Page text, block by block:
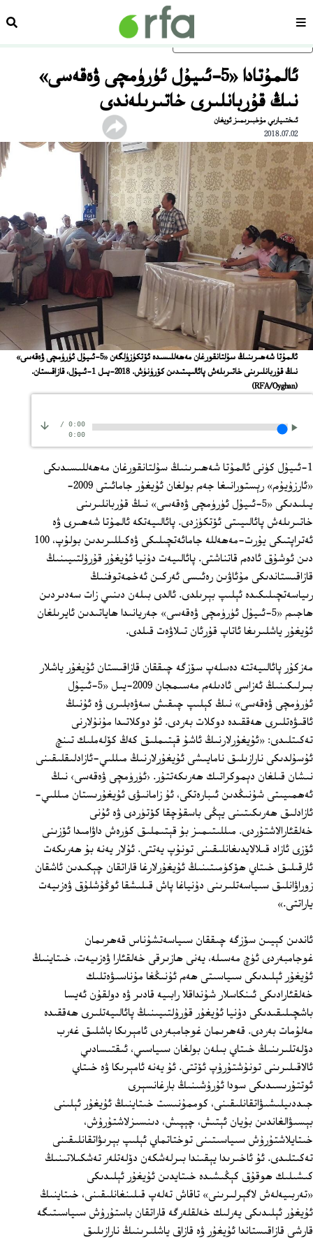
ئاساسلىق مەزمۇنغا ئاتلاڭسەھىپە
ئالمۇتادا «5-ئىيۇل ئۈرۈمچى ۋەقەسى»
نىڭ قۇربانلىرى خاتىرىلەندى
ئىختىيارىي مۇخبىرىمىز ئويغان
2018.07.02
ئالمۇتا شەھىرىنىڭ سۇلتانقورغان مەھەللىسىدە ئۆتكۈزۈلگەن «5-ئىيۇل ئۈرۈمچى ۋەقەسى»
نىڭ قۇربانلىرىنى خاتىرىلەش پائالىيىتىدىن كۆرۈنۈش. 2018-يىل 1-ئىيۇل، قازاقىستان.
(RFA/Oyghan)
0:00
/
0:00
1-ئىيۇل كۈنى ئالمۇتا شەھىرىنىڭ سۇلتانقورغان مەھەللىسىدىكى
«ئارزۇيۇم» رېستورانىغا جەم بولغان ئۇيغۇر جامائىتى 2009-
يىلىدىكى «5-ئىيۇل ئۈرۈمچى ۋەقەسى» نىڭ قۇربانلىرىنى
خاتىرىلەش پائالىيىتى ئۆتكۈزدى. پائالىيەتكە ئالمۇتا شەھىرى ۋە
ئەتراپتىكى يۇرت-مەھەللە جامائەتچىلىكى ۋەكىللىرىدىن بولۇپ، 100
دىن ئوشۇق ئادەم قاتناشتى. پائالىيەت دۇنيا ئۇيغۇر قۇرۇلتىيىنىڭ
قازاقىستاندىكى مۇئاۋىن رەئىسى ئەركىن ئەخمەتوفنىڭ
رىياسەتچىلىكىدە ئېلىپ بېرىلدى. ئالدى بىلەن دىنىي زات سەدىردىن
ھاجىم «5-ئىيۇل ئۈرۈمچى ۋەقەسى» جەريانىدا ھاياتىدىن ئايرىلغان
ئۇيغۇر ياشلىرىغا ئاتاپ قۇرئان تىلاۋەت قىلدى.
مەزكۇر پائالىيەتتە دەسلەپ سۆزگە چىققان قازاقىستان ئۇيغۇر ياشلار
بىرلىكىنىڭ ئەزاسى ئادىلەم مەسىمجان 2009-يىل «5-ئىيۇل
ئۈرۈمچى ۋەقەسى» نىڭ كېلىپ چىقىش سەۋەبلىرى ۋە ئۇنىڭ
ئاقىۋەتلىرى ھەققىدە دوكلات بەردى. ئۇ دوكلاتىدا مۇنۇلارنى
تەكىتلىدى: «ئۇيغۇرلارنىڭ ئاشۇ قېتىملىق كەڭ كۆلەملىك تىنچ
ئۇسۇلدىكى نارازىلىق نامايىشى ئۇيغۇرلارنىڭ مىللىي-ئازادلىقلىقىنى
نىشان قىلغان دېموكراتىك ھەرىكەتتۇر. ‹ئۈرۈمچى ۋەقەسى› نىڭ
ئەھمىيىتى شۇنىڭدىن ئىبارەتكى، ئۇ زامانىۋى ئۇيغۇرىستان مىللىي-
ئازادلىق ھەرىكىتىنى يېڭى باسقۇچقا كۆتۈردى ۋە ئۇنى
خەلقئارالاشتۇردى. مىللىتىمىز بۇ قېتىملىق كۈرەش داۋامىدا ئۆزىنى
ئۆزى ئازاد قىلالايدىغانلىقىنى تونۇپ يەتتى. ئۇلار يەنە بۇ ھەرىكەت
ئارقىلىق خىتاي ھۆكۈمىتىنىڭ ئۇيغۇرلارغا قاراتقان چېكىدىن ئاشقان
زوراۋانلىق سىياسەتلىرىنى دۇنياغا پاش قىلىشقا ئوڭۇشلۇق ۋەزىيەت
ياراتتى.»
ئاندىن كېيىن سۆزگە چىققان سىياسەتشۇناس قەھرىمان
غوجامبەردى ئۈچ مەسىلە، يەنى ھازىرقى خەلقئارا ۋەزىيەت، خىتاينىڭ
ئۇيغۇر ئېلىدىكى سىياسىتى ھەم ئۇنىڭغا مۇناسىۋەتلىك
خەلقئارادىكى ئىنكاسلار شۇنداقلا رابىيە قادىر ۋە دولقۇن ئەيسا
باشچىلىقىدىكى دۇنيا ئۇيغۇر قۇرۇلتىيىنىڭ پائالىيەتلىرى ھەققىدە
مەلۇمات بەردى. قەھرىمان غوجامبەردى ئامېرىكا باشلىق غەرب
دۆلەتلىرىنىڭ خىتاي بىلەن بولغان سىياسىي، ئىقتىسادىي
ئالاقىلىرىنى تونۇشتۇرۇپ ئۆتتى. ئۇ يەنە ئامېرىكا ۋە خىتاي
ئوتتۇرىسىدىكى سودا ئۇرۇشىنىڭ بارغانسېرى
جىددىيلىشىۋاتقانلىقىنى، كوممۇنىست خىتاينىڭ ئۇيغۇر ئېلىنى
بېسىۋالغاندىن بۇيان ئېتىش، چېپىش، دىنسىزلاشتۇرۇش،
خىتايلاشتۇرۇش سىياسىتىنى توختاتماي ئېلىپ بېرىۋاتقانلىقىنى
تەكىتلىدى. ئۇ ئاخىرىدا يېقىندا بىرلەشكەن دۆلەتلەر تەشكىلاتىنىڭ
كىشىلىك ھوقۇق كېڭىشىدە خىتايدىن ئۇيغۇر ئېلىدىكى
«تەربىيەلەش لاگېرلىرىنى» تاقاش تەلەپ قىلىنغانلىقىنى، خىتاينىڭ
ئۇيغۇر ئېلىدىكى يەرلىك خەلقلەرگە قاراتقان باستۇرۇش سىياسىتىگە
قارشى قازاقىستاندا ئۇيغۇر ۋە قازاق ياشلىرىنىڭ نارازىلىق